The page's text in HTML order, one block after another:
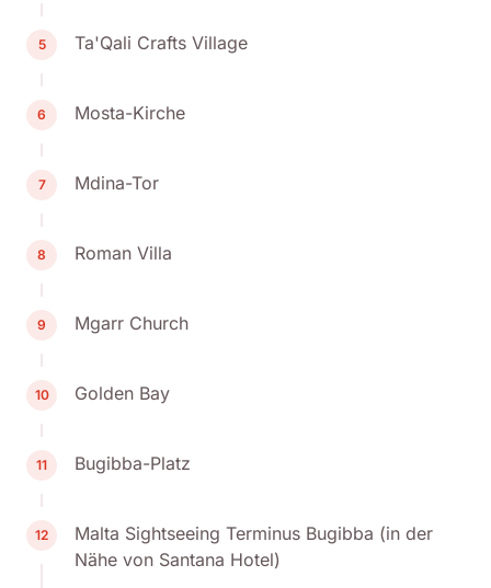
5 Ta'Qali Crafts Village
6 Mosta-Kirche
7 Mdina-Tor
8 Roman Villa
9 Mgarr Church
10 Golden Bay
11 Bugibba-Platz
12
Malta Sightseeing Terminus Bugibba (in der
Nähe von Santana Hotel)